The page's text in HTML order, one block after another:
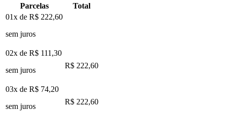
Parcelas
Total
01x de R$ 222,60
sem juros
02x de R$ 111,30
sem juros
R$ 222,60
03x de R$ 74,20
sem juros
R$ 222,60